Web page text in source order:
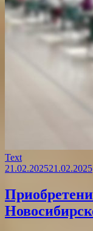
Text
21.02.202521.02.2025